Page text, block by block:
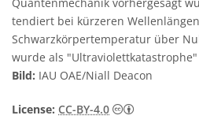
tendiert bei kürzeren
Schwarzkörpertemperatur über
wurde als
Bild: IAU OAE/Niall Deacon
License: CC-BY-4.0 Creative